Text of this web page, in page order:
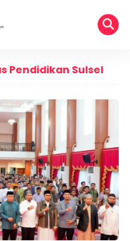
Pendidikan Sulsel